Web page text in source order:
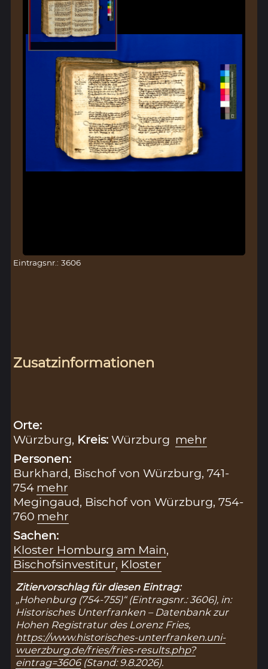
Eintragsnr.: 3606
Zusatzinformationen
Orte:
Würzburg, Kreis:Würzburg mehr
Personen:
Burkhard, Bischof von Würzburg, 741-
754 mehr
Megingaud, Bischof von Würzburg, 754-
760 mehr
Sachen:
Kloster Homburg am Main,
Bischofsinvestitur, Kloster
Zitiervorschlag für diesen Eintrag:
„Hohenburg (754-755)“ (Eintragsnr.: 3606), in:
Historisches Unterfranken – Datenbank zur
Hohen Registratur des Lorenz Fries,
https://www.historisches-unterfranken.uni-
wuerzburg.de/fries/fries-results.php?
eintrag=3606(Stand: 9.8.2026).